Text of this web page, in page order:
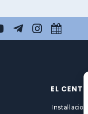
EL CENTRE
Instal·lacions